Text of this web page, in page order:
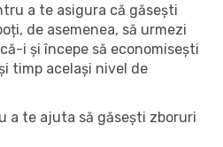
a te asigura că găsești
de asemenea, să urmezi
i și începe să economisești
timp același nivel de
a te ajuta să găsești zboruri